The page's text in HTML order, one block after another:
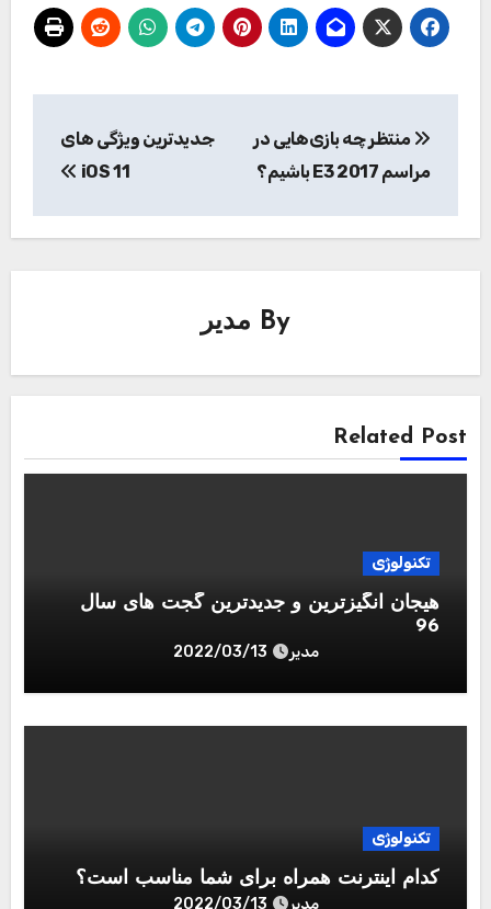
نوشته
منتظر چه بازی‌هایی در
مراسم E3 2017 باشیم؟
جدیدترین ویژگی های
iOS 11
By مدیر
Related Post
تکنولوژی
هیجان انگیزترین و جدیدترین گجت های سال
96
مدیر 2022/03/13
تکنولوژی
کدام اینترنت همراه برای شما مناسب است؟
مدیر 2022/03/13